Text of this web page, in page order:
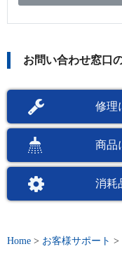
お問い合わせ窓口
修理
商品
消耗
Home > お客様サポート >